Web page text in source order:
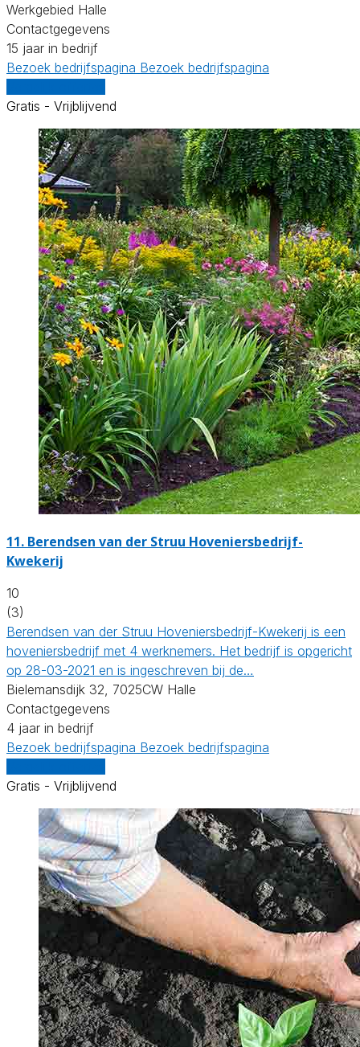
Werkgebied Halle
Contactgegevens
15 jaar in bedrijf
Bezoek bedrijfspagina Bezoek bedrijfspagina
Gratis - Vrijblijvend
11. Berendsen van der Struu Hoveniersbedrijf-
Kwekerij
10
(3)
Berendsen van der Struu Hoveniersbedrijf-Kwekerij is een
hoveniersbedrijf met 4 werknemers. Het bedrijf is opgericht
op 28-03-2021 en is ingeschreven bij de…
Bielemansdijk 32, 7025CW Halle
Contactgegevens
4 jaar in bedrijf
Bezoek bedrijfspagina Bezoek bedrijfspagina
Gratis - Vrijblijvend